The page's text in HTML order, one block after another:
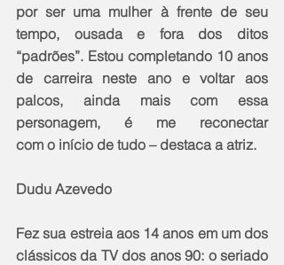
por ser uma mulher à frente de seu
tempo, ousada e fora dos ditos
“padrões”. Estou completando 10 anos
de carreira neste ano e voltar aos
palcos, ainda mais com essa
personagem, é me reconectar
com o início de tudo – destaca a atriz.
Dudu Azevedo
Fez sua estreia aos 14 anos em um dos
clássicos da TV dos anos 90: o seriado